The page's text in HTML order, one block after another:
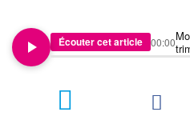
Écouter cet article 00:00